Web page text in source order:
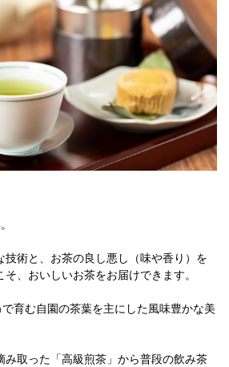
技術と、お茶の良し悪し（味や香り）を
、おいしいお茶をお届けできます。
育む自園の茶葉を主にした風味豊かな美
み取った「高級煎茶」から普段の飲み茶